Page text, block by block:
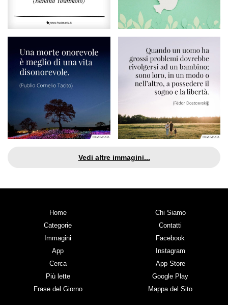
Vedi altre immagini...
Home
Categorie
Immagini
App
Cerca
Più lette
Frase del Giorno
Chi Siamo
Contatti
Facebook
Instagram
App Store
Google Play
Mappa del Sito